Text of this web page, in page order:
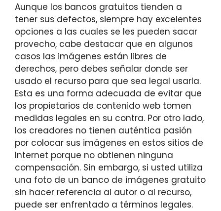
Aunque los bancos gratuitos tienden a
tener sus defectos, siempre hay excelentes
opciones a las cuales se les pueden sacar
provecho, cabe destacar que en algunos
casos las imágenes están libres de
derechos, pero debes señalar donde ser
usado el recurso para que sea legal usarla.
Esta es una forma adecuada de evitar que
los propietarios de contenido web tomen
medidas legales en su contra. Por otro lado,
los creadores no tienen auténtica pasión
por colocar sus imágenes en estos sitios de
Internet porque no obtienen ninguna
compensación. Sin embargo, si usted utiliza
una foto de un banco de imágenes gratuito
sin hacer referencia al autor o al recurso,
puede ser enfrentado a términos legales.